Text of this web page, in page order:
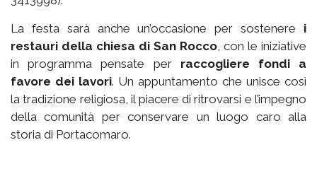
La festa sarà anche un’occasione per sostenere i
restauri della chiesa di San Rocco, con le iniziative
in programma pensate per raccogliere fondi a
favore dei lavori. Un appuntamento che unisce così
la tradizione religiosa, il piacere di ritrovarsi e l’impegno
della comunità per conservare un luogo caro alla
storia di Portacomaro.